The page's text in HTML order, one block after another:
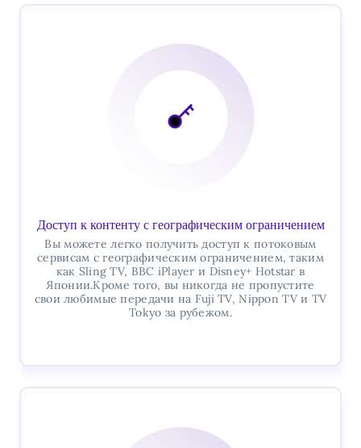
Доступ к контенту с географическим ограничением
Вы можете легко получить доступ к потоковым
сервисам с географическим ограничением, таким
как Sling TV, BBC iPlayer и Disney+ Hotstar в
Японии.Кроме того, вы никогда не пропустите
свои любимые передачи на Fuji TV, Nippon TV и TV
Tokyo за рубежом.